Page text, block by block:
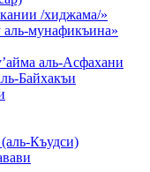
/хиджама/»
мунафикъина»
аль-Асфахани
Байхакъи
Къудси)